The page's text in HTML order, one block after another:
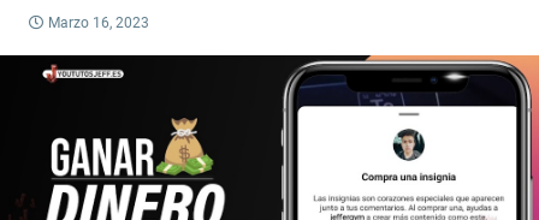
Marzo 16, 2023